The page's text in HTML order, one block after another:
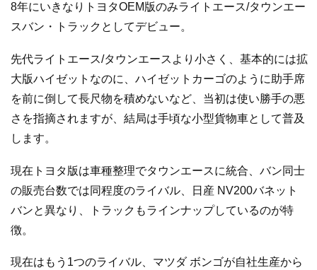
8年にいきなりトヨタOEM版のみライトエース/タウンエー
スバン・トラックとしてデビュー。
先代ライトエース/タウンエースより小さく、基本的には拡
大版ハイゼットなのに、ハイゼットカーゴのように助手席
を前に倒して長尺物を積めないなど、当初は使い勝手の悪
さを指摘されますが、結局は手頃な小型貨物車として普及
します。
現在トヨタ版は車種整理でタウンエースに統合、バン同士
の販売台数では同程度のライバル、日産 NV200バネット
バンと異なり、トラックもラインナップしているのが特
徴。
現在はもう1つのライバル、マツダ ボンゴが自社生産から